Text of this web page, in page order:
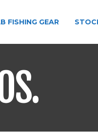
FISHING GEAR